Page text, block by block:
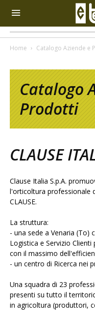
Home Catalogo Aziende e
Catalogo
Prodotti
CLAUSE
Clause Italia S.p.A.
l'orticoltura professionale
CLAUSE.
La struttura:
- una sede a Venaria (To)
Logistica e Servizio
con il massimo
- un centro di Ricerca nei
Una squadra di 23
presenti su tutto il
in agricoltura (produttori,